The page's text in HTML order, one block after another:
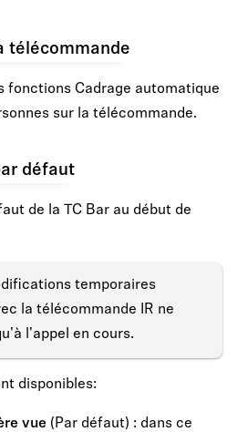
télécommande
fonctions Cadrage automatique
sur la télécommande.
défaut
de la TC Bar au début de
temporaires
la télécommande IR ne
l'appel en cours.
disponibles:
vue (Par défaut) : dans ce